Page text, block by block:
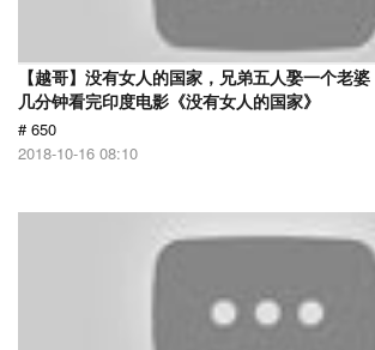
【越哥】没有女人的国家，兄弟五人娶一个老
几分钟看完印度电影《没有女人的国家》
# 650
2018-10-16 08:10